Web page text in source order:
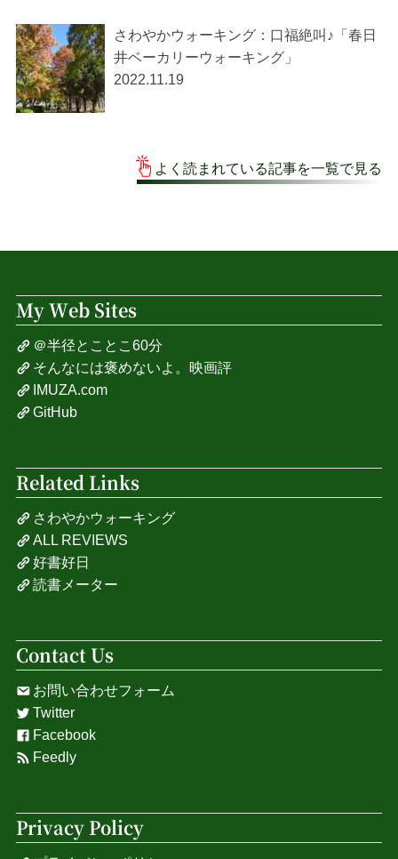
さわやかウォーキング：口福絶叫♪「春日
井ベーカリーウォーキング」
2022.11.19
よく読まれている記事を一覧で見る
My Web Sites
＠半径とことこ60分
そんなには褒めないよ。映画評
IMUZA.com
GitHub
Related Links
さわやかウォーキング
ALL REVIEWS
好書好日
読書メーター
Contact Us
お問い合わせフォーム
Twitter
Facebook
Feedly
Privacy Policy